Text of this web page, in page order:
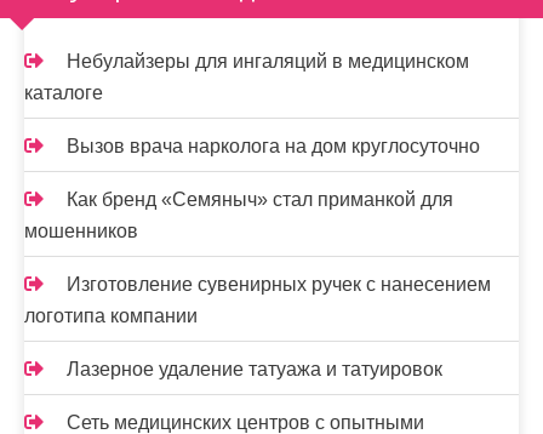
Небулайзеры для ингаляций в медицинском
каталоге
Вызов врача нарколога на дом круглосуточно
Как бренд «Семяныч» стал приманкой для
мошенников
Изготовление сувенирных ручек с нанесением
логотипа компании
Лазерное удаление татуажа и татуировок
Сеть медицинских центров с опытными